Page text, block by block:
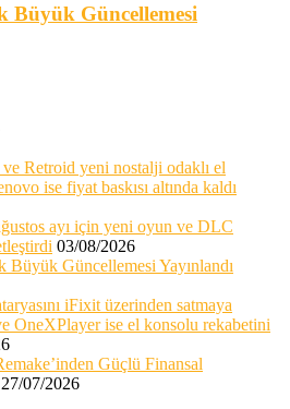
Büyük Güncellemesi
Retroid yeni nostalji odaklı el
ise fiyat baskısı altında kaldı
ayı için yeni oyun ve DLC
03/08/2026
Güncellemesi Yayınlandı
iFixit üzerinden satmaya
OneXPlayer ise el konsolu rekabetini
Güçlü Finansal
27/07/2026